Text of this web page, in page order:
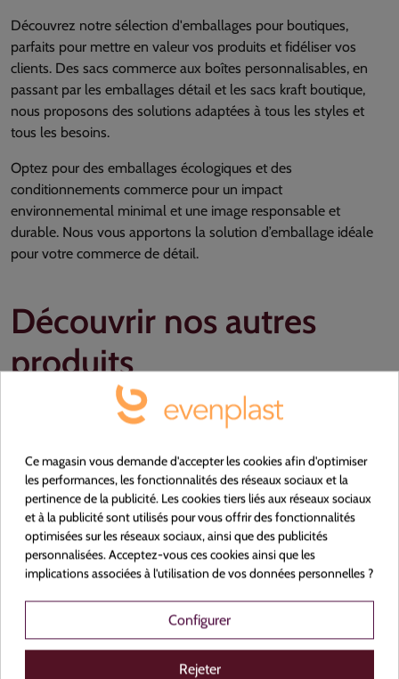
Découvrez notre sélection d'emballages pour boutiques,
parfaits pour mettre en valeur vos produits et fidéliser vos
clients. Des sacs commerce aux boîtes personnalisables, en
passant par les emballages détail et les sacs kraft boutique,
nous proposons des solutions adaptées à tous les styles et
tous les besoins.
Optez pour des emballages écologiques et des
conditionnements commerce pour un impact
environnemental minimal et une image responsable et
durable. Nous vous apportons la solution d’emballage idéale
pour votre commerce de détail.
Découvrir nos autres
produits
Emballages pour boulangerie
Ce magasin vous demande d'accepter les cookies afin d'optimiser
les performances, les fonctionnalités des réseaux sociaux et la
pertinence de la publicité. Les cookies tiers liés aux réseaux sociaux
et à la publicité sont utilisés pour vous offrir des fonctionnalités
optimisées sur les réseaux sociaux, ainsi que des publicités
personnalisées. Acceptez-vous ces cookies ainsi que les
implications associées à l'utilisation de vos données personnelles ?
Configurer
Rejeter